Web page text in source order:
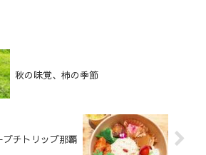
秋の味覚、柿の季節
プチトリップ那覇